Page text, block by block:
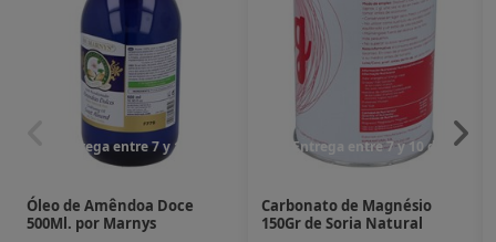
Entrega entre 7 y 10 dias
Óleo de Amêndoa Doce
500Ml. por Marnys
Entrega entre 7 y 10 dias
Carbonato de Magnésio
150Gr de Soria Natural